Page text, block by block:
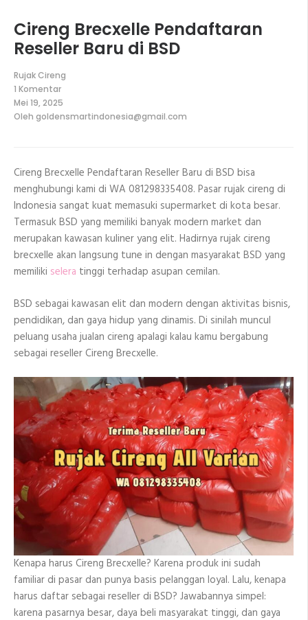
Cireng Brecxelle Pendaftaran
Reseller Baru di BSD
Rujak Cireng
1 Komentar
pada
Cireng
Brecxelle
BSD
Mei 19, 2025
Oleh goldensmartindonesia@gmail.com
Cireng Brecxelle Pendaftaran Reseller Baru di BSD bisa
menghubungi kami di WA 081298335408. Pasar rujak cireng di
Indonesia sangat kuat memasuki supermarket di kota besar.
Termasuk BSD yang memiliki banyak modern market dan
merupakan kawasan kuliner yang elit. Hadirnya rujak cireng
brecxelle akan langsung tune in dengan masyarakat BSD yang
memiliki selera tinggi terhadap asupan cemilan.
BSD sebagai kawasan elit dan modern dengan aktivitas bisnis,
pendidikan, dan gaya hidup yang dinamis. Di sinilah muncul
peluang usaha jualan cireng apalagi kalau kamu bergabung
sebagai reseller Cireng Brecxelle.
Kenapa harus Cireng Brecxelle? Karena produk ini sudah
familiar di pasar dan punya basis pelanggan loyal. Lalu, kenapa
harus daftar sebagai reseller di BSD? Jawabannya simpel:
karena pasarnya besar, daya beli masyarakat tinggi, dan gaya